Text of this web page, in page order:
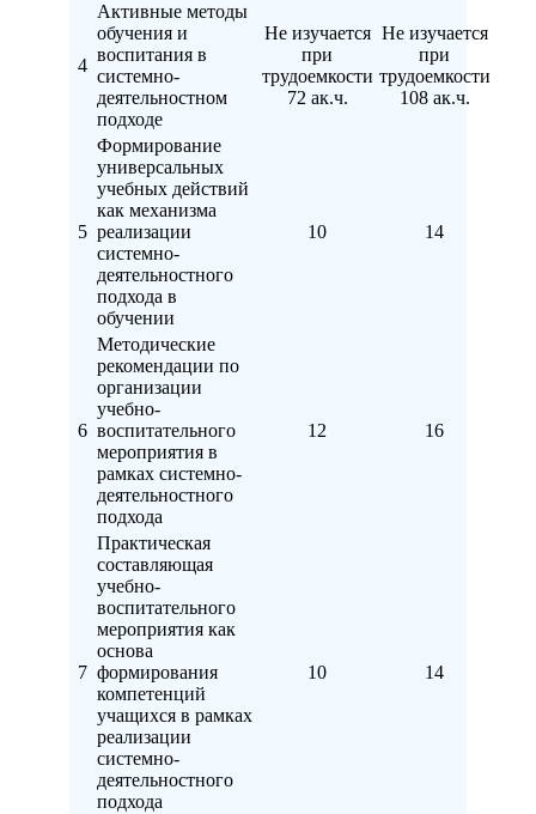
4
Активные методы
обучения и
воспитания в
системно-
деятельностном
подходе
Не изучается
при
трудоемкости
72 ак.ч.
Не изучается
при
трудоемкости
108 ак.ч.
5
Формирование
универсальных
учебных действий
как механизма
реализации
системно-
деятельностного
подхода в
обучении
10 14
6
Методические
рекомендации по
организации
учебно-
воспитательного
мероприятия в
рамках системно-
деятельностного
подхода
12 16
7
Практическая
составляющая
учебно-
воспитательного
мероприятия как
основа
формирования
компетенций
учащихся в рамках
реализации
системно-
деятельностного
подхода
10 14